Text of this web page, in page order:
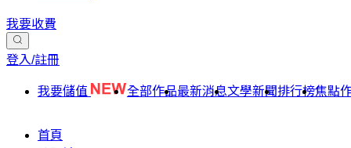
我要收費
登入/註冊
我要儲值 全部作品最新消息文學新聞排行榜焦點
首頁